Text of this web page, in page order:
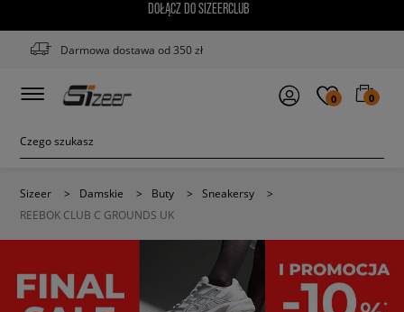
DOŁĄCZ DO SIZEERCLUB
Darmowa dostawa od 350 zł
0 0
Sizeer > Damskie > Buty > Sneakersy
>
REEBOK CLUB C GROUNDS UK